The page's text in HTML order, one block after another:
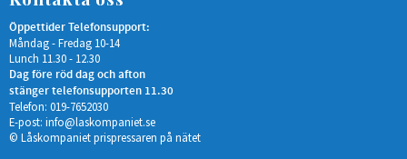
Öppettider Telefonsupport:
Måndag - Fredag 10-14
Lunch 11.30 - 12.30
Dag före röd dag och afton
stänger telefonsupporten 11.30
Telefon: 019-7652030
E-post: info@laskompaniet.se
© Låskompaniet prispressaren på nätet